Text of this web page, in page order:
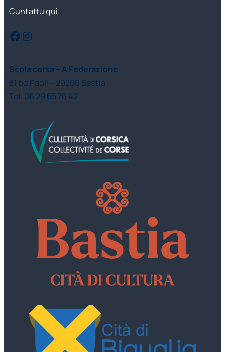
Cuntattu quì
Facebook Instagram
Scola corsa – A Federazione
31 bd Paoli – 20200 Bastia
Tel. 06 29 65 76 42